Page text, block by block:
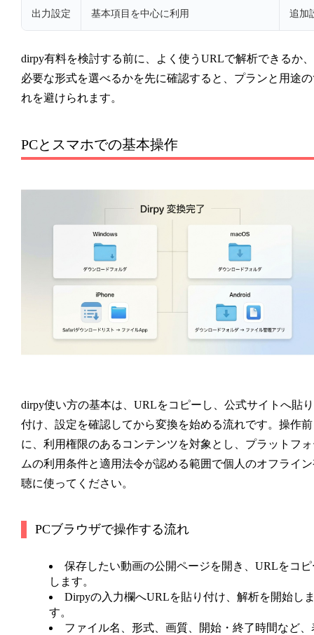
出力設定 基本項目を中心に利用 追加
dirpy有料を検討する前に、よく使うURLで解析できるか、
必要な形式を選べるかを先に確認すると、プランと用途
れを避けられます。
PCとスマホでの基本操作
dirpy使い方の基本は、URLをコピーし、公式サイトへ貼り
付け、設定を確認してから変換を始める流れです。操作前
に、利用権限のあるコンテンツを対象とし、プラットフ
ムの利用条件と適用法令が認める範囲で個人のオフライ
聴に使ってください。
PCブラウザで操作する流れ
保存したい動画の公開ページを開き、URLをコピ
します。
Dirpyの入力欄へURLを貼り付け、解析を開始し
す。
ファイル名、形式、画質、開始・終了時間など、